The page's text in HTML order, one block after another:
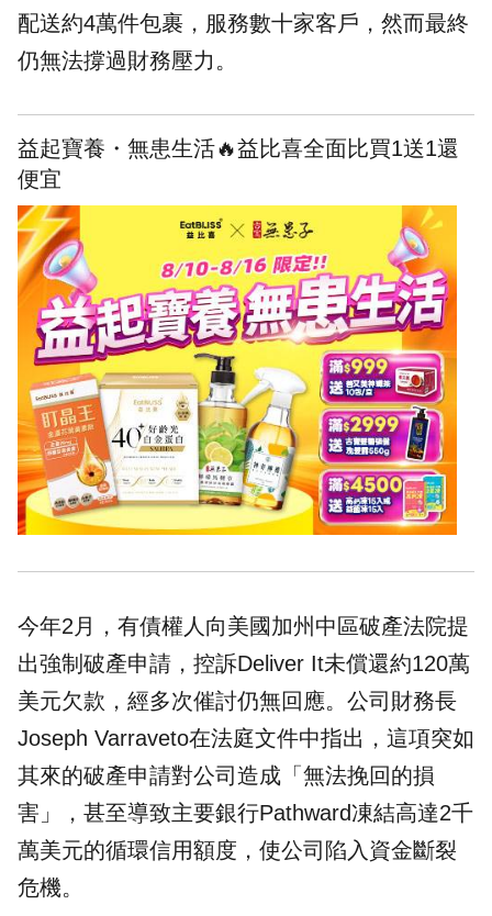
配送約4萬件包裹，服務數十家客戶，然而最終
仍無法撐過財務壓力。
益起寶養・無患生活🔥益比喜全面比買1送1還
便宜
今年2月，有債權人向美國加州中區破產法院提
出強制破產申請，控訴Deliver It未償還約120萬
美元欠款，經多次催討仍無回應。公司財務長
Joseph Varraveto在法庭文件中指出，這項突如
其來的破產申請對公司造成「無法挽回的損
害」，甚至導致主要銀行Pathward凍結高達2千
萬美元的循環信用額度，使公司陷入資金斷裂
危機。